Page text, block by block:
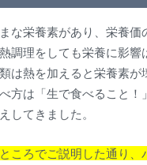
な栄養素があり、栄養価
調理をしても栄養に影響
は熱を加えると栄養素が
方は「生で食べること！
してきました。
ころでご説明した通り、